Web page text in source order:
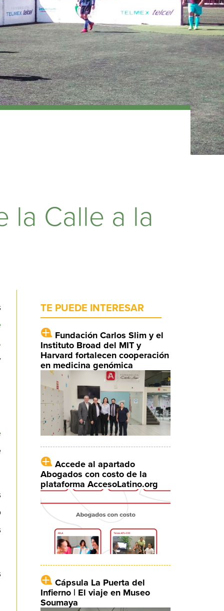
la Calle a la
TE PUEDE INTERESAR
Fundación Carlos Slim y el
Instituto Broad del MIT y
Harvard fortalecen cooperación
en medicina genómica
Accede al apartado
Abogados con costo de la
plataforma AccesoLatino.org
Cápsula La Puerta del
Infierno | El viaje en Museo
Soumaya